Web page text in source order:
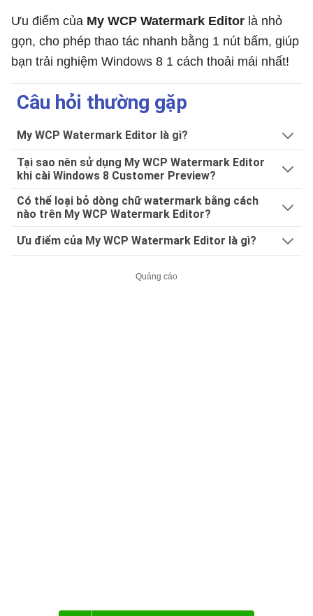
Ưu điểm của My WCP Watermark Editor là nhỏ
gọn, cho phép thao tác nhanh bằng 1 nút bấm, giúp
bạn trải nghiệm Windows 8 1 cách thoải mái nhất!
Câu hỏi thường gặp
My WCP Watermark Editor là gì?
Tại sao nên sử dụng My WCP Watermark Editor
khi cài Windows 8 Customer Preview?
Có thể loại bỏ dòng chữ watermark bằng cách
nào trên My WCP Watermark Editor?
Ưu điểm của My WCP Watermark Editor là gì?